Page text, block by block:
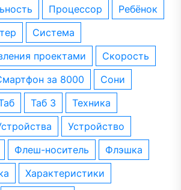
процессор
ребёнок
система
проектами
скорость
смартфон за 8000
сони
таб таб 3
техника
устройства
устройство
флеш-носитель
флэшка
характеристики